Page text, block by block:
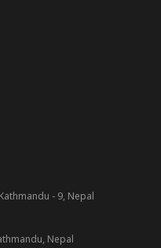
- 9, Nepal
Nepal